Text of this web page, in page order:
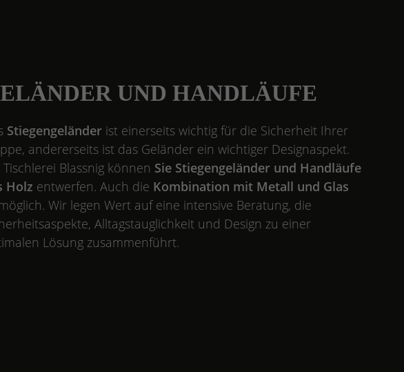
UND HANDLÄUFE
Stiegengeländer ist einerseits wichtig für die Sicherheit Ihrer
andererseits ist das Geländer ein wichtiger Designaspekt.
Tischlerei Blassnig können Sie Stiegengeländer und Handläufe
Holz entwerfen. Auch die Kombination mit Metall und Glas
Wir legen Wert auf eine intensive Beratung, die
Alltagstauglichkeit und Design zu einer
Lösung zusammenführt.